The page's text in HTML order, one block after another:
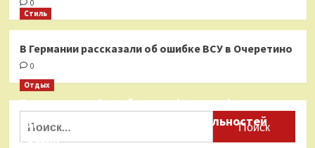
0
Стиль
В Германии рассказали об ошибке ВСУ в Очеретино
0
Отдых
Бесплатные фотобанки с фотографиями
туристических достопримечательностей
России